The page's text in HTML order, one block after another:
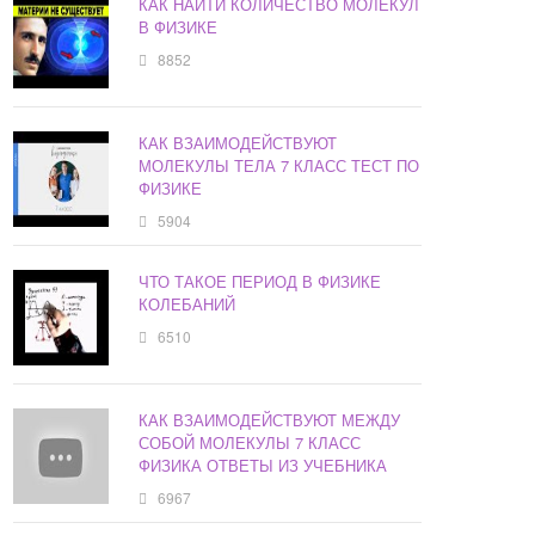
КАК НАЙТИ КОЛИЧЕСТВО МОЛЕКУЛ
В ФИЗИКЕ
8852
КАК ВЗАИМОДЕЙСТВУЮТ
МОЛЕКУЛЫ ТЕЛА 7 КЛАСС ТЕСТ ПО
ФИЗИКЕ
5904
ЧТО ТАКОЕ ПЕРИОД В ФИЗИКЕ
КОЛЕБАНИЙ
6510
КАК ВЗАИМОДЕЙСТВУЮТ МЕЖДУ
СОБОЙ МОЛЕКУЛЫ 7 КЛАСС
ФИЗИКА ОТВЕТЫ ИЗ УЧЕБНИКА
6967